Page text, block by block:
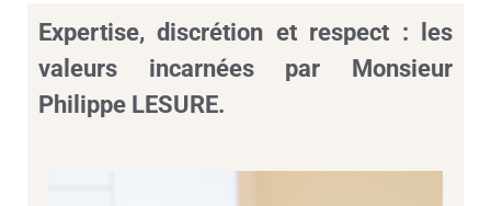
Expertise, discrétion et respect : les
valeurs incarnées par Monsieur
Philippe LESURE.